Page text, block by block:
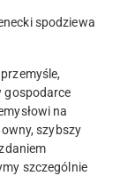
spodziewa
gospodarce
na
szybszy
szczególnie